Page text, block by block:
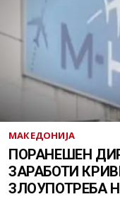
МАКЕДОНИЈА
ПОРАНЕШЕН
ЗАРАБОТИ
ЗЛОУПОТРЕБА